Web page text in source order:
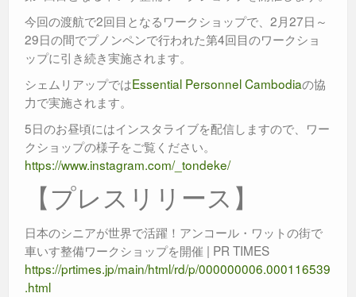
今回の渡航で2回目となるワークショップで、2月27日～
29日の間でプノンペンで行われた第4回目のワークショ
ップに引き続き実施されます。
シェムリアップではEssential Personnel Cambodiaの協
力で実施されます。
5日のお昼頃にはインスタライブを配信しますので、ワー
クショップの様子をご覧ください。
https://www.instagram.com/_tondeke/
【プレスリリース】
日本のシニアが世界で活躍！アンコール・ワットの街で
車いす整備ワークショップを開催 | PR TIMES
https://prtimes.jp/main/html/rd/p/000000006.000116539
.html